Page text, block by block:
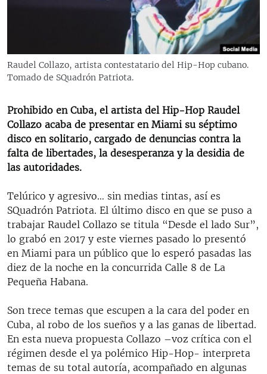
ESPECIALES
LA REALIDAD DE LA VIVIENDA EN CUBA
LOS SANTOS DE HIALEAH
DESINFORMACIÓN RUSA EN AMÉRICA LATINA
MULTIMEDIA
EDITORIALES
SÍGUENOS
Raudel Collazo, artista contestatario del Hip-Hop cubano.
Tomado de SQuadrón Patriota.
Prohibido en Cuba, el artista del Hip-Hop Raudel
Collazo acaba de presentar en Miami su séptimo
disco en solitario, cargado de denuncias contra la
falta de libertades, la desesperanza y la desidia de
las autoridades.
Telúrico y agresivo… sin medias tintas, así es
SQuadrón Patriota. El último disco en que se puso a
trabajar Raudel Collazo se titula “Desde el lado Sur”,
lo grabó en 2017 y este viernes pasado lo presentó
en Miami para un público que lo esperó pasadas las
diez de la noche en la concurrida Calle 8 de La
Pequeña Habana.
Son trece temas que escupen a la cara del poder en
Cuba, al robo de los sueños y a las ganas de libertad.
En esta nueva propuesta Collazo –voz crítica con el
régimen desde el ya polémico Hip-Hop- interpreta
temas de su total autoría, acompañado en algunas